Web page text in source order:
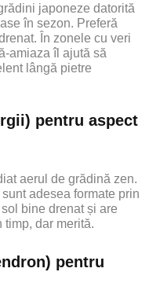
japoneze datorită
în sezon. Preferă
În zonele cu veri
amiaza îl ajută să
lângă pietre
pentru aspect
aerul de grădină zen.
adesea formate prin
bine drenat și are
dar merită.
pentru